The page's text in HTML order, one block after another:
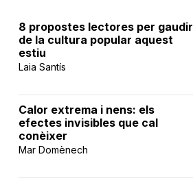
8 propostes lectores per gaudir
de la cultura popular aquest
estiu
Laia Santís
Calor extrema i nens: els
efectes invisibles que cal
conèixer
Mar Domènech